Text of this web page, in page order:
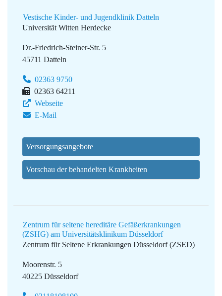
Vestische Kinder- und Jugendklinik Datteln
Universität Witten Herdecke
Dr.-Friedrich-Steiner-Str. 5
45711 Datteln
02363 9750
02363 64211
Webseite
E-Mail
Versorgungsangebote
Vorschau der behandelten Krankheiten
Zentrum für seltene hereditäre Gefäßerkrankungen
(ZSHG) am Universitätsklinikum Düsseldorf
Zentrum für Seltene Erkrankungen Düsseldorf (ZSED)
Moorenstr. 5
40225 Düsseldorf